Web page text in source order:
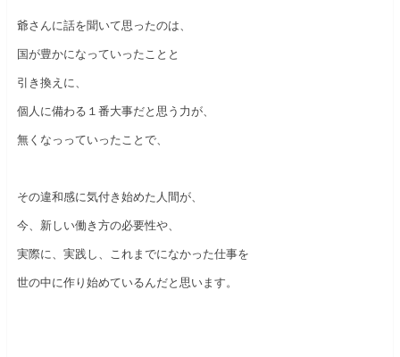
爺さんに話を聞いて思ったのは、
国が豊かになっていったことと
引き換えに、
個人に備わる１番大事だと思う力が、
無くなっっていったことで、
その違和感に気付き始めた人間が、
今、新しい働き方の必要性や、
実際に、実践し、これまでになかった仕事を
世の中に作り始めているんだと思います。